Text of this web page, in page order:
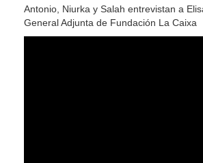
Antonio, Niurka y Salah entrevistan a
General Adjunta de Fundación La Caixa